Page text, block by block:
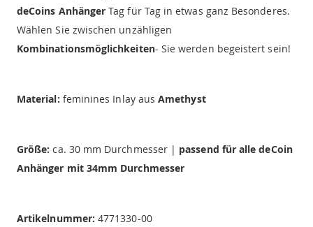
deCoins Anhänger Tag für Tag in etwas ganz Besonderes.
Wählen Sie zwischen unzähligen
Kombinationsmöglichkeiten- Sie werden begeistert sein!
Material: feminines Inlay ausAmethyst
Größe: ca. 30 mm Durchmesser | passend für alle deCoin
Anhänger mit 34mm Durchmesser
Artikelnummer:4771330-00